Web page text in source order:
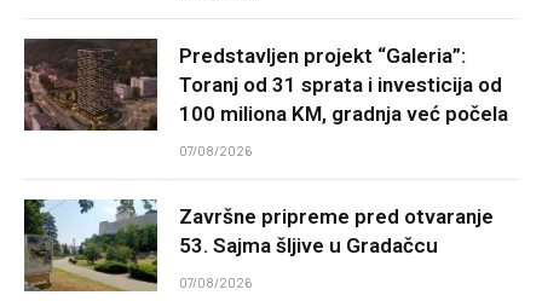
Predstavljen projekt “Galeria”:
Toranj od 31 sprata i investicija od
100 miliona KM, gradnja već počela
07/08/2026
Završne pripreme pred otvaranje
53. Sajma šljive u Gradačcu
07/08/2026